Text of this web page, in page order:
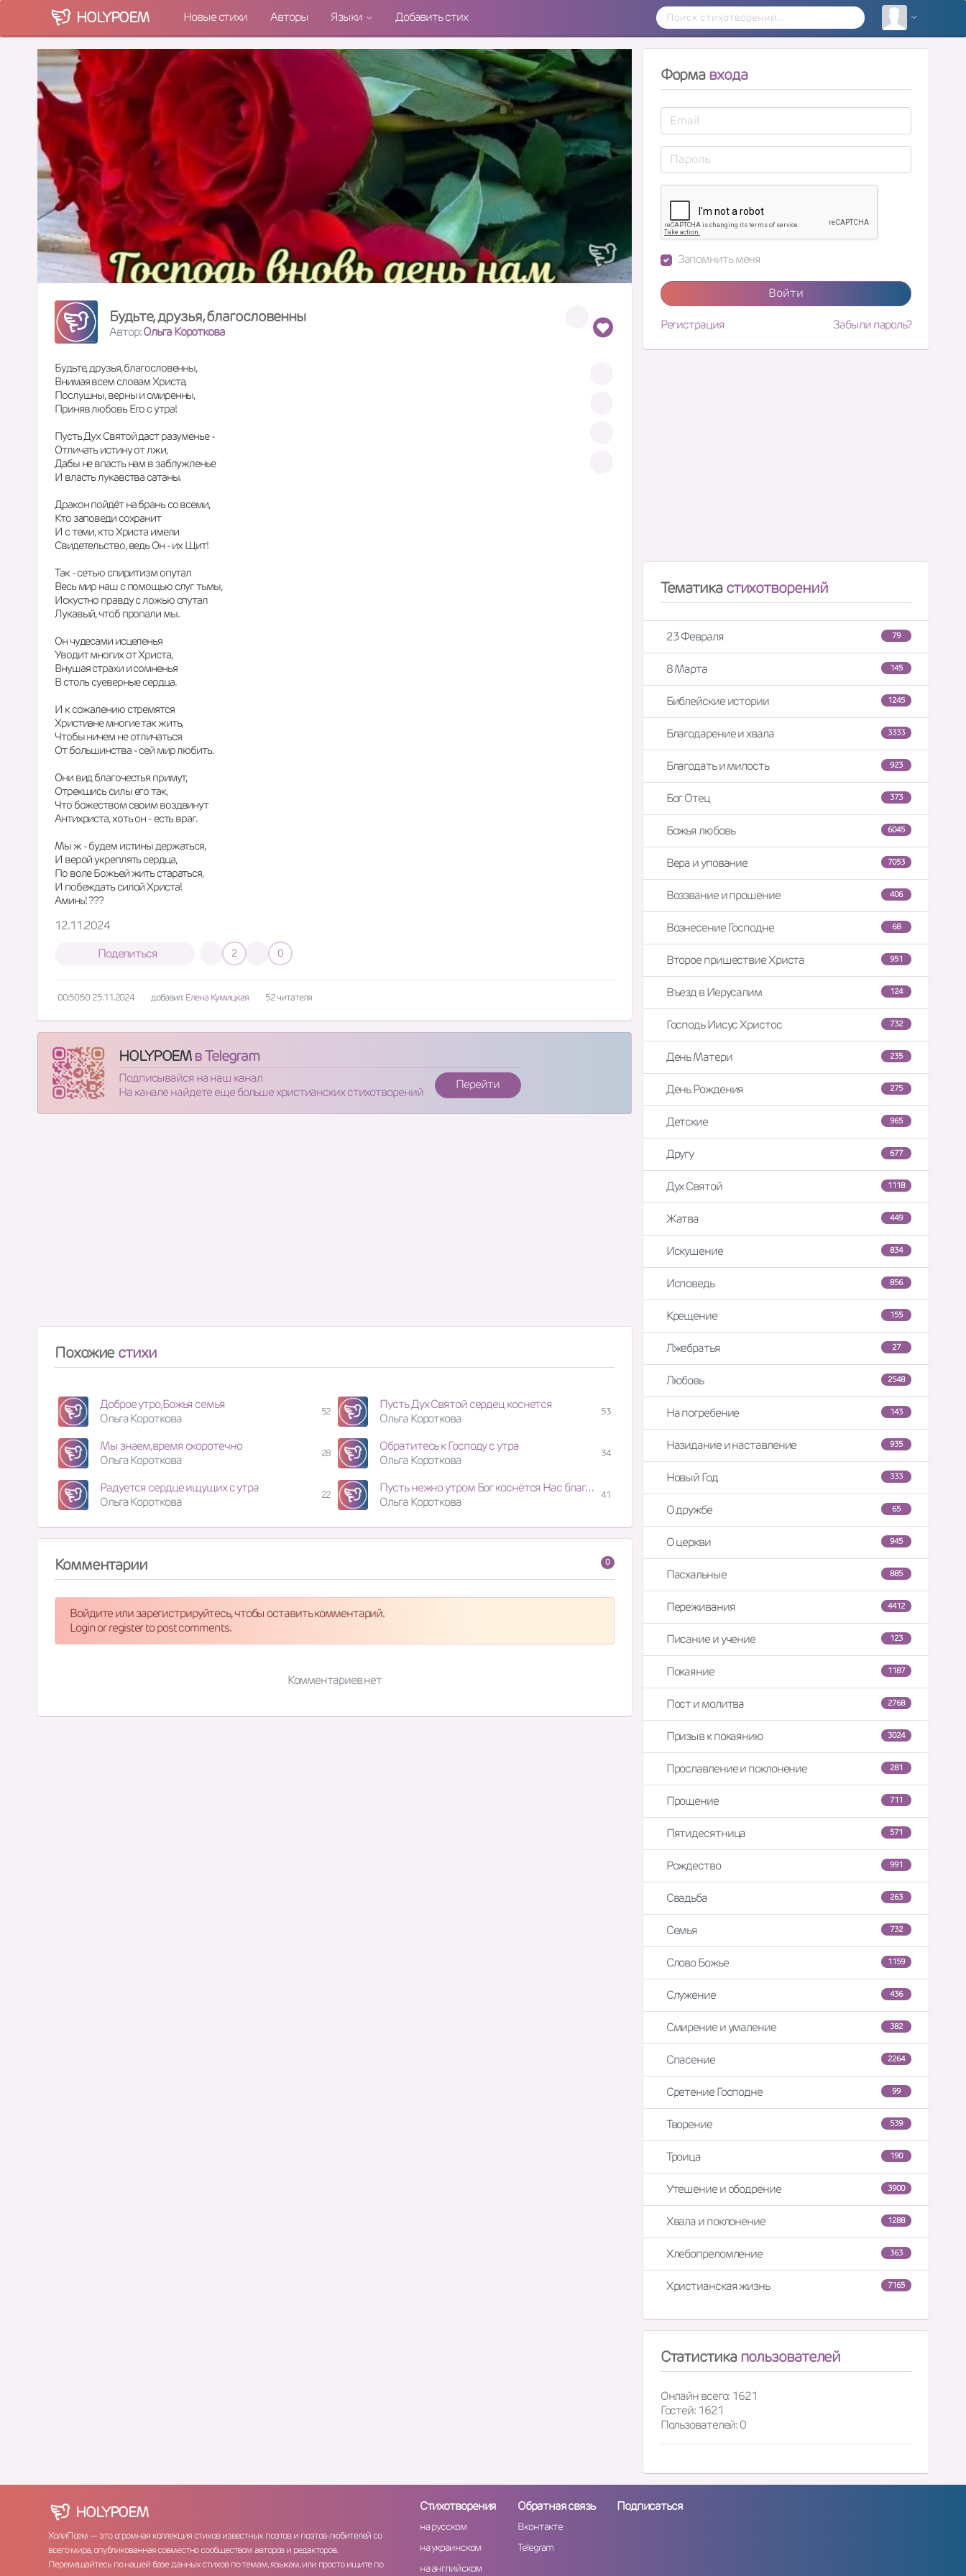
HOLYPOEM Новые стихи Авторы Языки Добавить стих
Будьте, друзья, благословенны
Автор:Ольга Короткова
Будьте, друзья, благословенны,
Внимая всем словам Христа,
Послушны, верны и смиренны,
Приняв любовь Его с утра!
Пусть Дух Святой даст разуменье -
Отличать истину от лжи,
Дабы не впасть нам в заблужленье
И власть лукавства сатаны.
Дракон пойдёт на брань со всеми,
Кто заповеди сохранит
И с теми, кто Христа имели
Свидетельство, ведь Он - их Щит!
Так - сетью спиритизм опутал
Весь мир наш с помощью слуг тьмы,
Искустно правду с ложью спутал
Лукавый, чтоб пропали мы.
Он чудесами исцеленья
Уводит многих от Христа,
Внушая страхи и сомненья
В столь суеверные сердца.
И к сожалению стремятся
Христиане многие так жить,
Чтобы ничем не отличаться
От большинства - сей мир любить.
Они вид благочестья примут,
Отрекшись силы его так,
Что божеством своим воздвинут
Антихриста, хоть он - есть враг.
Мы ж - будем истины держаться,
И верой укреплять сердца,
По воле Божьей жить стараться,
И побеждать силой Христа!
Аминь! ???
12.11.2024
Поделиться
2 0
00:50:50 25.11.2024 добавил: Елена Кумицкая 52 читателя
HOLYPOEMв Telegram
Подписывайся на наш канал
На канале найдете еще больше христианских стихотворений
Перейти
Похожие стихи
Доброе утро,Божья семья
Ольга Короткова
52
Пусть Дух Святой сердец коснется
Ольга Короткова
53
Мы знаем,время скоротечно
Ольга Короткова
28
Обратитесь к Господу с утра
Ольга Короткова
34
Радуется сердце ищущих с утра
Ольга Короткова
22
Пусть нежно утром Бог коснётся Нас благодатию Своей, И радостью в нас обернётся Надежда - будущностью дней! В день примирения раз в год В Святом святых - Первосвященник Кровью кропил за весь народ, Чтобы прощён был соплеменник. И в тот момент уже ник
Ольга Короткова
41
0
Комментарии
Войдите или зарегистрируйтесь, чтобы оставить комментарий.
Login or register to post comments.
Комментариев нет
Форма входа
Запомнить меня
Войти
Регистрация Забыли пароль?
Тематикастихотворений
79
23 Февраля
145
8 Марта
1245
Библейские истории
3333
Благодарение и хвала
923
Благодать и милость
373
Бог Отец
6045
Божья любовь
7053
Вера и упование
406
Воззвание и прошение
68
Вознесение Господне
951
Второе пришествие Христа
124
Въезд в Иерусалим
732
Господь Иисус Христос
235
День Матери
275
День Рождения
965
Детские
677
Другу
1118
Дух Святой
449
Жатва
834
Искушение
856
Исповедь
155
Крещение
27
Лжебратья
2548
Любовь
143
На погребение
935
Назидание и наставление
333
Новый Год
65
О дружбе
945
О церкви
885
Пасхальные
4412
Переживания
123
Писание и учение
1187
Покаяние
2768
Пост и молитва
3024
Призыв к покаянию
281
Прославление и поклонение
711
Прощение
571
Пятидесятница
991
Рождество
263
Свадьба
732
Семья
1159
Слово Божье
436
Служение
382
Смирение и умаление
2264
Спасение
99
Сретение Господне
539
Творение
190
Троица
3900
Утешение и ободрение
1288
Хвала и поклонение
363
Хлебопреломление
7165
Христианская жизнь
Статистика пользователей
Онлайн всего: 1621
Гостей: 1621
Пользователей: 0
HOLYPOEM
ХолиПоем — это огромная коллекция стихов известных поэтов и поэтов-любителей со
всего мира, опубликованная совместно сообществом авторов и редакторов.
Перемещайтесь по нашей базе данных стихов по темам, языкам, или просто ищите по
Стихотворения
на русском
на украинском
на английском
Обратная связь
Вконтакте
Telegram
Подписаться